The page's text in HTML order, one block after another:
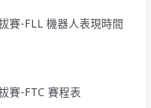
賽-FLL 機器人表現時間
賽-FTC 賽程表